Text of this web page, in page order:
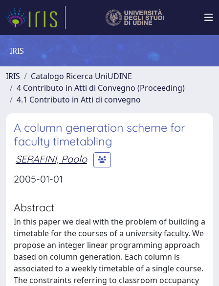
IRIS
IRIS
Catalogo Ricerca UniUDINE
4 Contributo in Atti di Convegno (Proceeding)
4.1 Contributo in Atti di convegno
A column generation scheme for
faculty timetabling
SERAFINI, Paolo
2005-01-01
Abstract
In this paper we deal with the problem of building a
timetable for the courses of a university faculty. We
propose an integer linear programming approach
based on column generation. Each column is
associated to a weekly timetable of a single course.
The constraints referring to classroom occupancy